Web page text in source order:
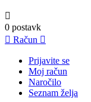

0 postavk
 Račun 
Prijavite se
Moj račun
Naročilo
Seznam želja